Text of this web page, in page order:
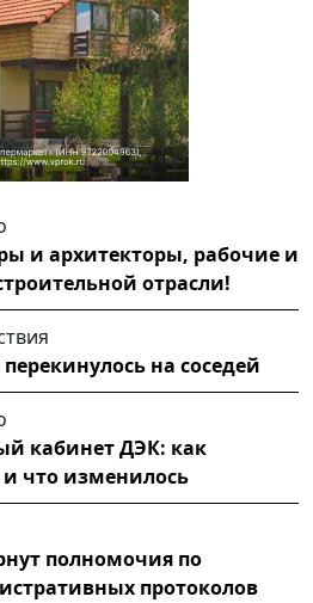
и архитекторы, рабочие и
отрасли!
на соседей
кабинет ДЭК: как
и что изменилось
полномочия по
протоколов